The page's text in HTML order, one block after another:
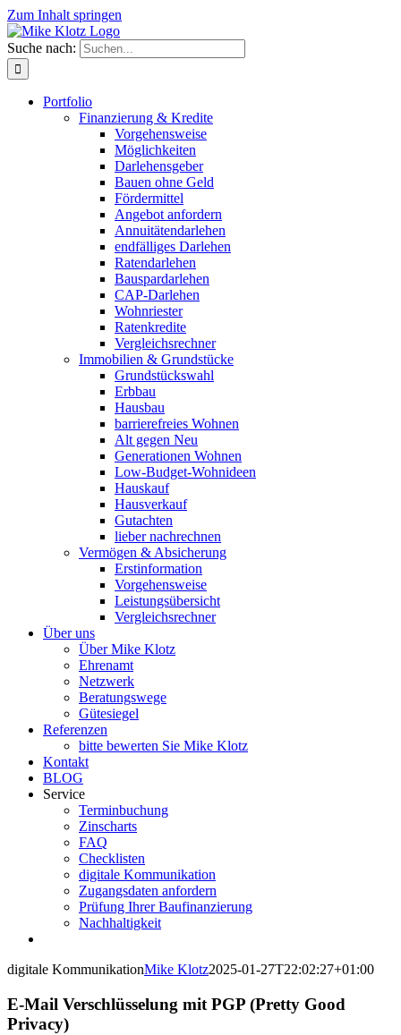
Zum Inhalt springen
Suche nach:
Portfolio
Finanzierung & Kredite
Vorgehensweise
Möglichkeiten
Darlehensgeber
Bauen ohne Geld
Fördermittel
Angebot anfordern
Annuitätendarlehen
endfälliges Darlehen
Ratendarlehen
Bauspardarlehen
CAP-Darlehen
Wohnriester
Ratenkredite
Vergleichsrechner
Immobilien & Grundstücke
Grundstückswahl
Erbbau
Hausbau
barrierefreies Wohnen
Alt gegen Neu
Generationen Wohnen
Low-Budget-Wohnideen
Hauskauf
Hausverkauf
Gutachten
lieber nachrechnen
Vermögen & Absicherung
Erstinformation
Vorgehensweise
Leistungsübersicht
Vergleichsrechner
Über uns
Über Mike Klotz
Ehrenamt
Netzwerk
Beratungswege
Gütesiegel
Referenzen
bitte bewerten Sie Mike Klotz
Kontakt
BLOG
Service
Terminbuchung
Zinscharts
FAQ
Checklisten
digitale Kommunikation
Zugangsdaten anfordern
Prüfung Ihrer Baufinanzierung
Nachhaltigkeit
digitale KommunikationMike Klotz2025-01-27T22:02:27+01:00
E-Mail Verschlüsselung mit PGP (Pretty Good
Privacy)